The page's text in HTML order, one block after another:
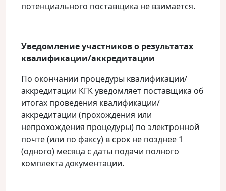
потенциального поставщика не взимается.
Уведомление участников о результатах
квалификации/аккредитации
По окончании процедуры квалификации/
аккредитации КГК уведомляет поставщика об
итогах проведения квалификации/
аккредитации (прохождения или
непрохождения процедуры) по электронной
почте (или по факсу) в срок не позднее 1
(одного) месяца с даты подачи полного
комплекта документации.